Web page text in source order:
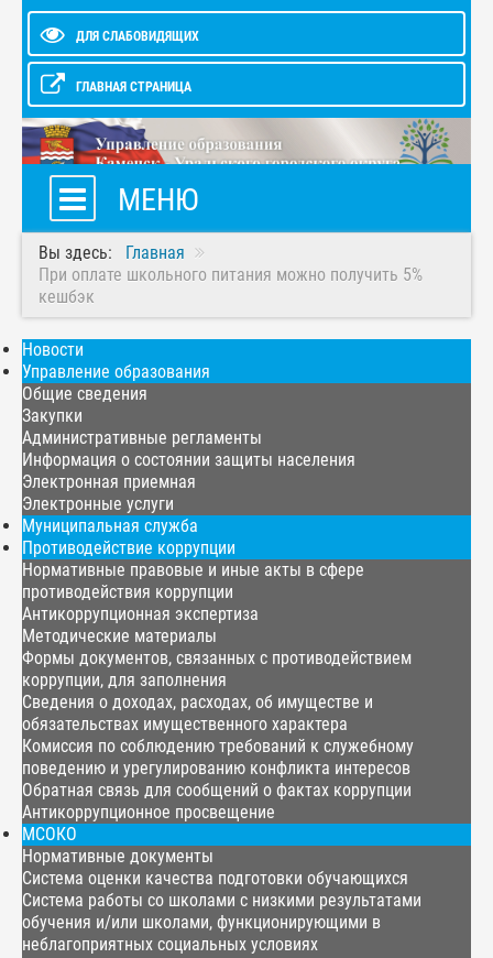
ДЛЯ СЛАБОВИДЯЩИХ
ГЛАВНАЯ СТРАНИЦА
МЕНЮ
Вы здесь:
Главная
При оплате школьного питания можно получить 5%
кешбэк
Новости
Управление образования
Общие сведения
Закупки
Административные регламенты
Информация о состоянии защиты населения
Электронная приемная
Электронные услуги
Муниципальная служба
Противодействие коррупции
Нормативные правовые и иные акты в сфере
противодействия коррупции
Антикоррупционная экспертиза
Методические материалы
Формы документов, связанных с противодействием
коррупции, для заполнения
Сведения о доходах, расходах, об имуществе и
обязательствах имущественного характера
Комиссия по соблюдению требований к служебному
поведению и урегулированию конфликта интересов
Обратная связь для сообщений о фактах коррупции
Антикоррупционное просвещение
МСОКО
Нормативные документы
Система оценки качества подготовки обучающихся
Система работы со школами с низкими результатами
обучения и/или школами, функционирующими в
неблагоприятных социальных условиях